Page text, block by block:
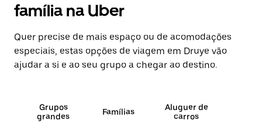
família na Uber
Quer precise de mais espaço ou de acomodações
especiais, estas opções de viagem em Druye vão
ajudar a si e ao seu grupo a chegar ao destino.
Grupos
grandes
Famílias
Aluguer de
carros